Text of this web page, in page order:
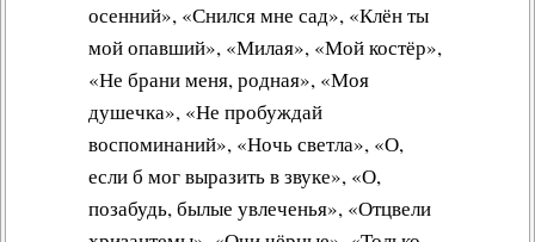
осенний», «Снился мне сад», «Клён ты
мой опавший», «Милая», «Мой костёр»,
«Не брани меня, родная», «Моя
душечка», «Не пробуждай
воспоминаний», «Ночь светла», «О,
если б мог выразить в звуке», «О,
позабудь, былые увлеченья», «Отцвели